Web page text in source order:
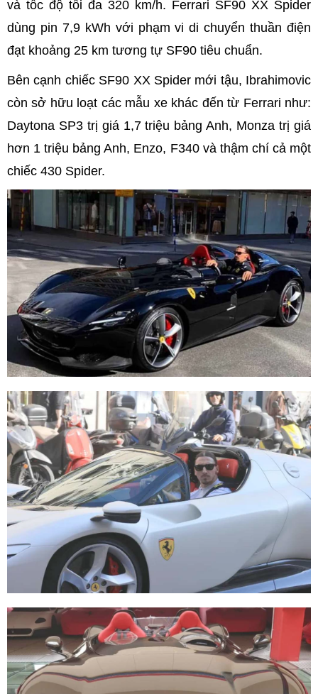
và tốc độ tối đa 320 km/h. Ferrari SF90 XX Spider
dùng pin 7,9 kWh với phạm vi di chuyển thuần điện
đạt khoảng 25 km tương tự SF90 tiêu chuẩn.
Bên cạnh chiếc SF90 XX Spider mới tậu, Ibrahimovic
còn sở hữu loạt các mẫu xe khác đến từ Ferrari như:
Daytona SP3 trị giá 1,7 triệu bảng Anh, Monza trị giá
hơn 1 triệu bảng Anh, Enzo, F340 và thậm chí cả một
chiếc 430 Spider.